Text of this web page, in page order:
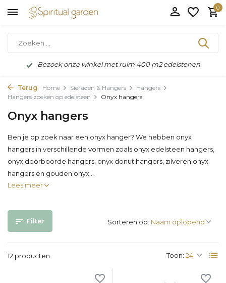
0
Bezoek onze winkel met ruim 400 m2 edelstenen.
Terug Home Sieraden & Hangers
Hangers
Hangers zoeken op edelsteen
Onyx hangers
Onyx hangers
Ben je op zoek naar een onyx hanger? We hebben onyx
hangers in verschillende vormen zoals onyx edelsteen hangers,
onyx doorboorde hangers, onyx donut hangers, zilveren onyx
hangers en gouden onyx...
Lees meer
Filter
12 producten Toon:
Sorteren op: